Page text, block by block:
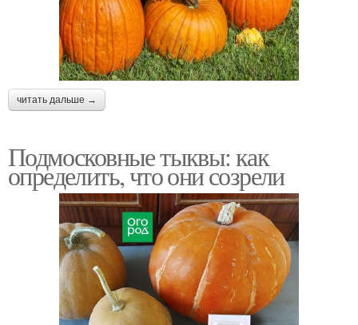
читать дальше →
Подмосковные тыквы: как
определить, что они созрели